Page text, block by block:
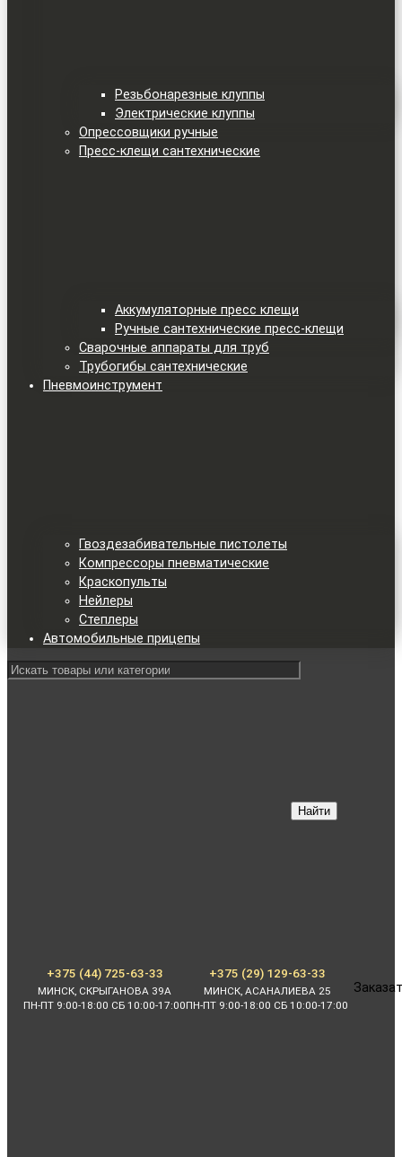
Резьбонарезные клуппы
Электрические клуппы
Опрессовщики ручные
Пресс-клещи сантехнические
Аккумуляторные пресс клещи
Ручные сантехнические пресс-клещи
Сварочные аппараты для труб
Трубогибы сантехнические
Пневмоинструмент
Гвоздезабивательные пистолеты
Компрессоры пневматические
Краскопульты
Нейлеры
Степлеры
Автомобильные прицепы
Найти
+375 (44) 725-63-33
МИНСК, СКРЫГАНОВА 39А
ПН-ПТ 9:00-18:00 СБ 10:00-17:00
+375 (29) 129-63-33
МИНСК, АСАНАЛИЕВА 25
ПН-ПТ 9:00-18:00 СБ 10:00-17:00